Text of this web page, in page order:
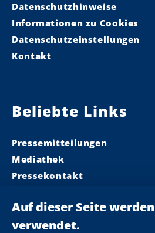
Datenschutzhinweise
Informationen zu Cookies
Datenschutzeinstellungen
Kontakt
Beliebte Links
Pressemitteilungen
Mediathek
Pressekontakt
Landeskabinett
Einsamkeit